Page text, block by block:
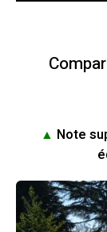
▲ Note